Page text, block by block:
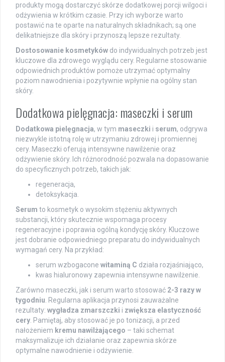
produkty mogą dostarczyć skórze dodatkowej porcji wilgoci i
odżywienia w krótkim czasie. Przy ich wyborze warto
postawić na te oparte na naturalnych składnikach; są one
delikatniejsze dla skóry i przynoszą lepsze rezultaty.
Dostosowanie kosmetyków do indywidualnych potrzeb jest
kluczowe dla zdrowego wyglądu cery. Regularne stosowanie
odpowiednich produktów pomoże utrzymać optymalny
poziom nawodnienia i pozytywnie wpłynie na ogólny stan
skóry.
Dodatkowa pielęgnacja: maseczki i serum
Dodatkowa pielęgnacja, w tym maseczki i serum, odgrywa
niezwykle istotną rolę w utrzymaniu zdrowej i promiennej
cery. Maseczki oferują intensywne nawilżenie oraz
odżywienie skóry. Ich różnorodność pozwala na dopasowanie
do specyficznych potrzeb, takich jak:
regeneracja,
detoksykacja.
Serum to kosmetyk o wysokim stężeniu aktywnych
substancji, który skutecznie wspomaga procesy
regeneracyjne i poprawia ogólną kondycję skóry. Kluczowe
jest dobranie odpowiedniego preparatu do indywidualnych
wymagań cery. Na przykład:
serum wzbogacone witaminą C działa rozjaśniająco,
kwas hialuronowy zapewnia intensywne nawilżenie.
Zarówno maseczki, jak i serum warto stosować 2-3 razy w
tygodniu. Regularna aplikacja przynosi zauważalne
rezultaty: wygładza zmarszczki i zwiększa elastyczność
cery. Pamiętaj, aby stosować je po tonizacji, a przed
nałożeniem kremu nawilżającego – taki schemat
maksymalizuje ich działanie oraz zapewnia skórze
optymalne nawodnienie i odżywienie.